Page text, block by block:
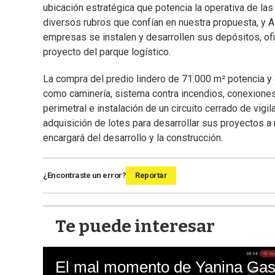
ubicación estratégica que potencia la operativa de
diversos rubros que confían en nuestra propuesta, y
empresas se instalen y desarrollen sus depósitos,
proyecto del parque logístico.
La compra del predio lindero de 71.000 m² potencia
como caminería, sistema contra incendios,
perimetral e instalación de un circuito cerrado de
adquisición de lotes para desarrollar sus proyectos
encargará del desarrollo y la construcción.
¿Encontraste un error? Reportar
Te puede interesar